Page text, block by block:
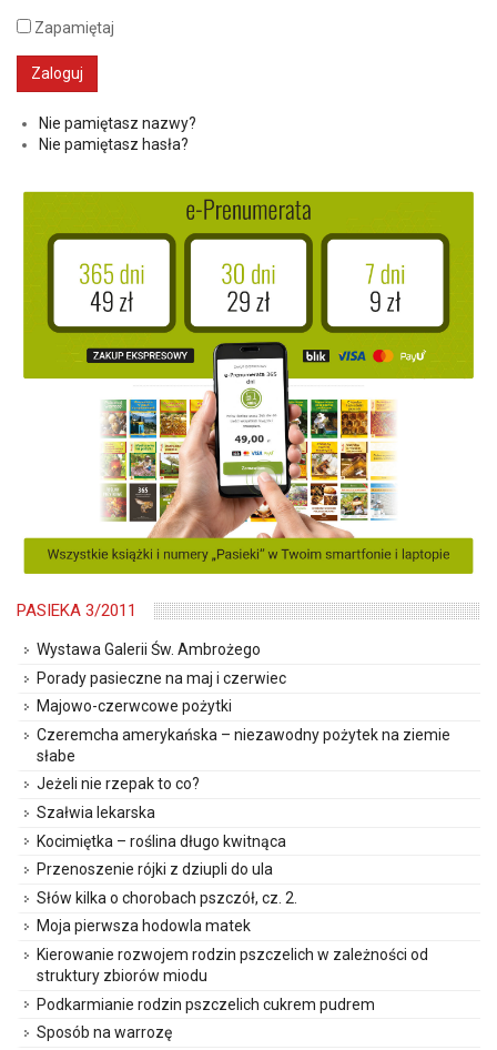
Zapamiętaj
Nie pamiętasz nazwy?
Nie pamiętasz hasła?
PASIEKA 3/2011
Wystawa Galerii Św. Ambrożego
Porady pasieczne na maj i czerwiec
Majowo-czerwcowe pożytki
Czeremcha amerykańska – niezawodny pożytek na ziemie
słabe
Jeżeli nie rzepak to co?
Szałwia lekarska
Kocimiętka – roślina długo kwitnąca
Przenoszenie rójki z dziupli do ula
Słów kilka o chorobach pszczół, cz. 2.
Moja pierwsza hodowla matek
Kierowanie rozwojem rodzin pszczelich w zależności od
struktury zbiorów miodu
Podkarmianie rodzin pszczelich cukrem pudrem
Sposób na warrozę